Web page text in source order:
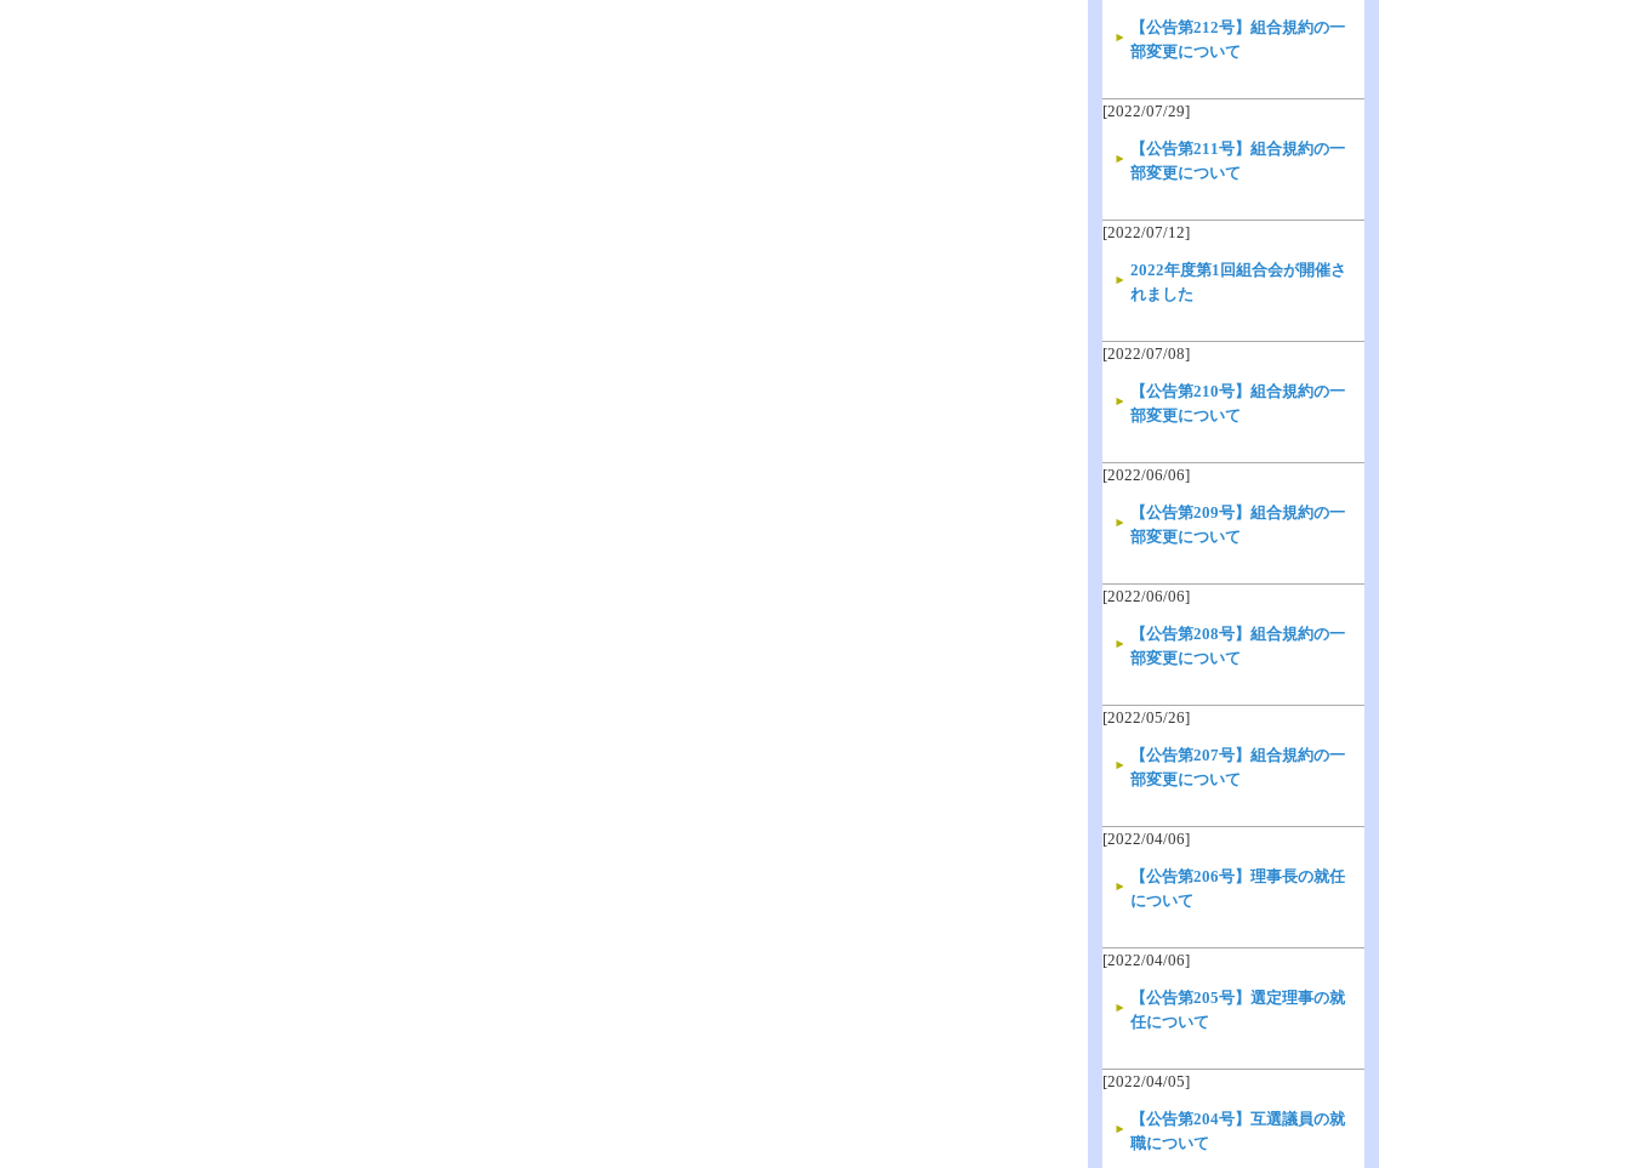
【公告第212号】組合規約の一
部変更について
[2022/07/29]
【公告第211号】組合規約の一
部変更について
[2022/07/12]
2022年度第1回組合会が開催さ
れました
[2022/07/08]
【公告第210号】組合規約の一
部変更について
[2022/06/06]
【公告第209号】組合規約の一
部変更について
[2022/06/06]
【公告第208号】組合規約の一
部変更について
[2022/05/26]
【公告第207号】組合規約の一
部変更について
[2022/04/06]
【公告第206号】理事長の就任
について
[2022/04/06]
【公告第205号】選定理事の就
任について
[2022/04/05]
【公告第204号】互選議員の就
職について